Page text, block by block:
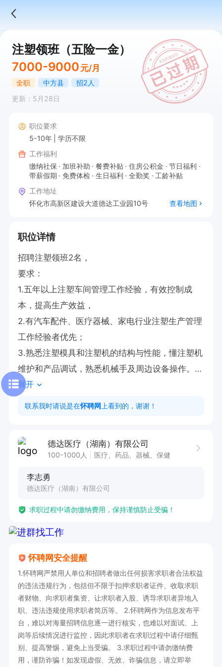
注塑领班（五险一金）
7000-9000 元/月
全职 中方县
招2人
更新：5月28日
职位要求
5-10年
学历不限
工作福利
缴纳社保
加班补助 餐费补贴 住房公积金
节日福利
带薪假期
免费体检 生日福利 全勤奖
工龄补贴
工作地址
怀化市高新区建设大道德达工业园10号
查看地图
职位详情
招聘注塑领班2名，
要求：
1.五年以上注塑车间管理工作经验，有效控制成
本，提高生产效益，
2.有汽车配件、医疗器械、家电行业注塑生产管理
工作经验者优先；
3.熟悉注塑模具和注塑机的结构与性能，懂注塑机
维护和产品调试，熟悉机械手及周边设备操作。
4.精通注塑工艺改善，熟知各种通用注塑材料特
性，熟练进行新产品的测试及改进工艺性能；
每周六天制，买五险一金，夜班35/晚
展开
联系我时请说是在怀聘网 上看到的，谢谢！
德达医疗（湖南）有限公司
100-1000人 医疗、药品、器械、保健
李志勇
德达医疗（湖南）有限公司
求职过程中请勿缴纳费用，保持谨慎防止受骗！
怀聘网安全提醒
1.怀聘网严禁用人单位和招聘者做出任何损害求职者合法权益
的违法违规行为，包括但不限于扣押求职者证件、收取求职
者财物、向求职者集资、让求职者入股、诱导求职者异地入
职、违法违规使用求职者简历等。 2.怀聘网作为信息发布平
台，难以对海量招聘信息逐一进行核实，也难以对面试、上
岗等后续情况进行监控，因此求职者在求职过程中请仔细甄
别、提高警惕，避免上当受骗。 3.求职过程中请勿缴纳费
用，谨防诈骗！如发现虚假、无效、诈骗信息，请立即举